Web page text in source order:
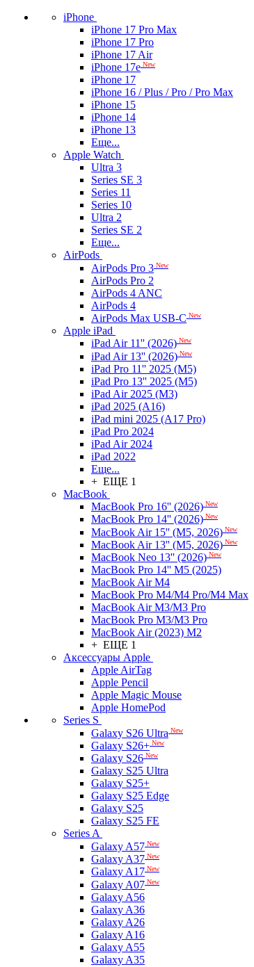
iPhone
iPhone 17 Pro Max
iPhone 17 Pro
iPhone 17 Air
iPhone 17e New
iPhone 17
iPhone 16 / Plus / Pro / Pro Max
iPhone 15
iPhone 14
iPhone 13
Еще...
Apple Watch
Ultra 3
Series SE 3
Series 11
Series 10
Ultra 2
Series SE 2
Еще...
AirPods
AirPods Pro 3 New
AirPods Pro 2
AirPods 4 ANC
AirPods 4
AirPods Max USB-C New
Apple iPad
iPad Air 11'' (2026) New
iPad Air 13'' (2026) New
iPad Pro 11'' 2025 (M5)
iPad Pro 13'' 2025 (M5)
iPad Air 2025 (M3)
iPad 2025 (A16)
iPad mini 2025 (A17 Pro)
iPad Pro 2024
iPad Air 2024
iPad 2022
Еще...
+ ЕЩЕ 1
MacBook
MacBook Pro 16'' (2026) New
MacBook Pro 14'' (2026) New
MacBook Air 15'' (M5, 2026) New
MacBook Air 13'' (M5, 2026) New
MacBook Neo 13'' (2026) New
MacBook Pro 14'' M5 (2025)
MacBook Air M4
MacBook Pro M4/M4 Pro/M4 Max
MacBook Air M3/M3 Pro
MacBook Pro M3/M3 Pro
MacBook Air (2023) M2
+ ЕЩЕ 1
Аксессуары Apple
Apple AirTag
Apple Pencil
Apple Magic Mouse
Apple HomePod
Series S
Galaxy S26 Ultra New
Galaxy S26+ New
Galaxy S26 New
Galaxy S25 Ultra
Galaxy S25+
Galaxy S25 Edge
Galaxy S25
Galaxy S25 FE
Series A
Galaxy A57 New
Galaxy A37 New
Galaxy A17 New
Galaxy A07 New
Galaxy A56
Galaxy A36
Galaxy A26
Galaxy A16
Galaxy A55
Galaxy A35